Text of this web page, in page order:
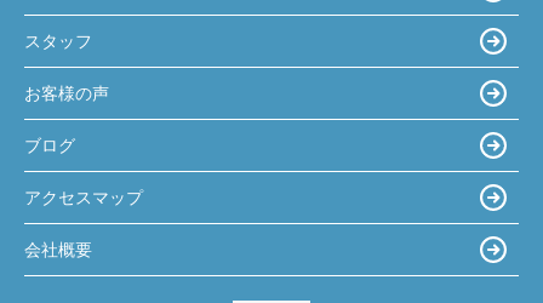
スタッフ
お客様の声
ブログ
アクセスマップ
会社概要